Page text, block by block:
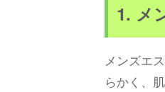
1. メ
メンズエ
らかく、